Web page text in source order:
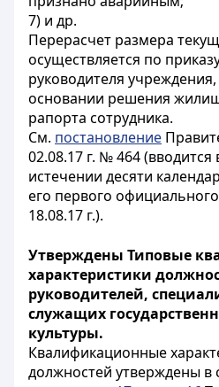
7) и др.
Перерасчет размера
осуществляется по
руководителя
основании решения
рапорта сотрудника.
См. постановление
02.08.17 г. № 464 (вводится
истечении десяти
его первого официального
18.08.17 г.).
Утверждены Типовые
характеристики
руководителей,
служащих
культуры.
Квалификационные
должностей утверждены в